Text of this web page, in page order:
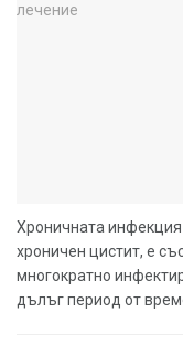
Хроничната
хроничен цистит, е
многократно
дълъг период от